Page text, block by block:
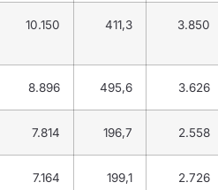
10.150 411,3 3.850
8.896 495,6 3.626
7.814 196,7 2.558
7.164 199,1 2.726